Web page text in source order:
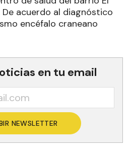
acuerdo al diagnóstico
encéfalo craneano
en tu email
NEWSLETTER